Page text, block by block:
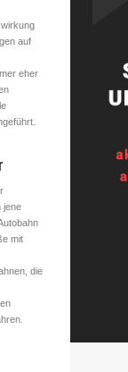
auf
eher
jene
mit
die